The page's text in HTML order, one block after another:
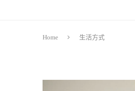
Home 生活方式